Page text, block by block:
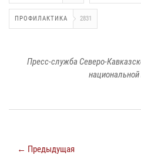
ПРОФИЛАКТИКА 2831
Пресс-служба Северо-
← Предыдущая